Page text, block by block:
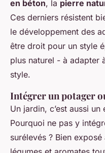
en béton, la pierre
Ces derniers résistent
le développement des
être droit pour un style
plus naturel - à adapter
style.
Intégrer un potager
Un jardin, c’est aussi un
Pourquoi ne pas y
surélevés ? Bien